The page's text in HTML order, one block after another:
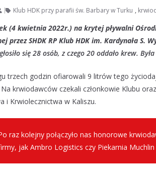
Klub HDK przy parafii św. Barbary w Turku ,
(4 kwietnia 2022r.) na krytej pływalni
przez SHDK RP Klub HDK im. Kardynała S.
się 28 osób, z czego 20 oddało krew.
trzech godzin ofiarowali 9 litrów tego
krwiodawców czekali członkowie Klubu
i Krwiolecznictwa w Kaliszu.
raz kolejny połączyło nas honorowe
jak Ambro Logistics czy Piekarnia